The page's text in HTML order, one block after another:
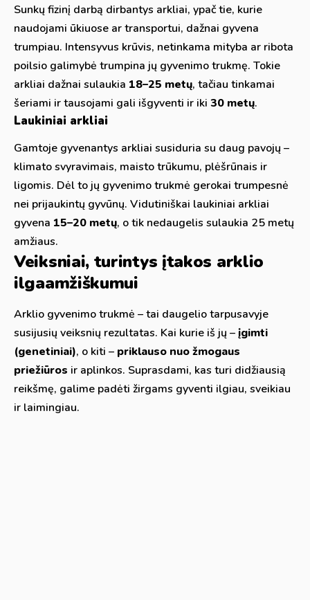
Sunkų fizinį darbą dirbantys arkliai, ypač tie, kurie
naudojami ūkiuose ar transportui, dažnai gyvena
trumpiau. Intensyvus krūvis, netinkama mityba ar ribota
poilsio galimybė trumpina jų gyvenimo trukmę. Tokie
arkliai dažnai sulaukia 18–25 metų, tačiau tinkamai
šeriami ir tausojami gali išgyventi ir iki 30 metų.
Laukiniai arkliai
Gamtoje gyvenantys arkliai susiduria su daug pavojų –
klimato svyravimais, maisto trūkumu, plėšrūnais ir
ligomis. Dėl to jų gyvenimo trukmė gerokai trumpesnė
nei prijaukintų gyvūnų. Vidutiniškai laukiniai arkliai
gyvena 15–20 metų, o tik nedaugelis sulaukia 25 metų
amžiaus.
Veiksniai, turintys įtakos arklio
ilgaamžiškumui
Arklio gyvenimo trukmė – tai daugelio tarpusavyje
susijusių veiksnių rezultatas. Kai kurie iš jų –įgimti
(genetiniai), o kiti – priklauso nuo žmogaus
priežiūros ir aplinkos. Suprasdami, kas turi didžiausią
reikšmę, galime padėti žirgams gyventi ilgiau, sveikiau
ir laimingiau.